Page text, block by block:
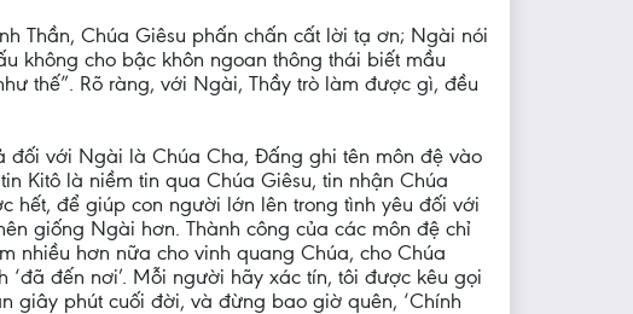
Thần, Chúa Giêsu phấn chấn cất lời tạ ơn; Ngài nói
không cho bậc khôn ngoan thông thái biết mầu
thế”. Rõ ràng, với Ngài, Thầy trò làm được gì, đều
đối với Ngài là Chúa Cha, Đấng ghi tên môn đệ vào
Kitô là niềm tin qua Chúa Giêsu, tin nhận Chúa
hết, để giúp con người lớn lên trong tình yêu đối với
giống Ngài hơn. Thành công của các môn đệ chỉ
nhiều hơn nữa cho vinh quang Chúa, cho Chúa
đến nơi’. Mỗi người hãy xác tín, tôi được kêu gọi
giây phút cuối đời, và đừng bao giờ quên, ‘Chính